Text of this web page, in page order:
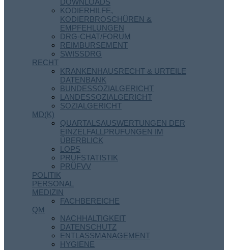
DOWNLOADS
KODIERHILFE,
KODIERBROSCHÜREN &
EMPFEHLUNGEN
DRG-CHAT/FORUM
REIMBURSEMENT
SWISSDRG
RECHT
KRANKENHAUSRECHT & URTEILE
DATENBANK
BUNDESSOZIALGERICHT
LANDESSOZIALGERICHT
SOZIALGERICHT
MD(K)
QUARTALSAUSWERTUNGEN DER
EINZELFALLPRÜFUNGEN IM
ÜBERBLICK
LOPS
PRÜFSTATISTIK
PRÜFVV
POLITIK
PERSONAL
MEDIZIN
FACHBEREICHE
QM
NACHHALTIGKEIT
DATENSCHUTZ
ENTLASSMANAGEMENT
HYGIENE